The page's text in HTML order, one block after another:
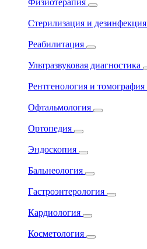
Физиотерапия
Стерилизация и дезинфекция
Реабилитация
Ультразвуковая диагностика
Рентгенология и томография
Офтальмология
Ортопедия
Эндоскопия
Бальнеология
Гастроэнтерология
Кардиология
Косметология